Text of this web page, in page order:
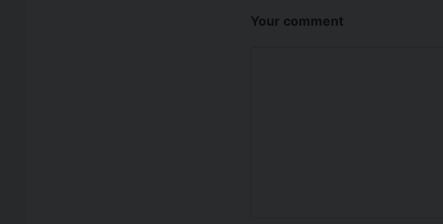
Your comment